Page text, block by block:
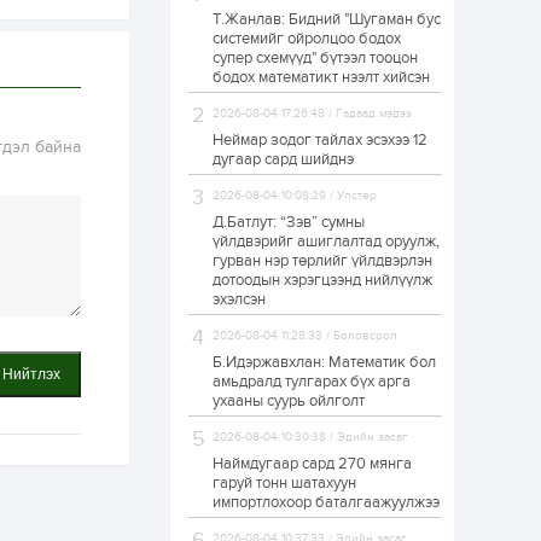
байна
Нийтлэх
ЗГ: Автобензин,
дизель түлшний
онцгой албан
татварыг тэглэлээ
1 өдөр 2
З.Мэндсайхан:
Хүнсний нөөцийг
бэлтгэх агуулах,
зоорь бэлтгэх ААН-
үүдэд хөнгөлөлттэй
зээл олгоно
1 өдөр 1 0
Европ дахь
соёлын наадам
боллоо
1 өдөр 2
Өнгөрсөн сард
металл худалдан
авчээ
1 өдөр 0 0
Т.Жанлав: Бидний "Шугаман бус
системийг ойролцоо бодох
супер схемүүд" бүтээл тооцон
бодох математикт нээлт хийсэн
2026-08-04 17:26:48 / Гадаад мэдээ
Неймар зодог тайлах эсэхээ 12
дугаар сард шийднэ
2026-08-04 10:08:29 / Улстөр
Д.Батлут: “Зэв” сумны
үйлдвэрийг ашиглалтад оруулж,
гурван нэр төрлийг үйлдвэрлэн
дотоодын хэрэгцээнд нийлүүлж
эхэлсэн
2026-08-04 11:28:33 / Боловсрол
Б.Идэржавхлан: Математик бол
амьдралд тулгарах бүх арга
ухааны суурь ойлголт
2026-08-04 10:30:38 / Эдийн засаг
Наймдугаар сард 270 мянга
гаруй тонн шатахуун
импортлохоор баталгаажуулжээ